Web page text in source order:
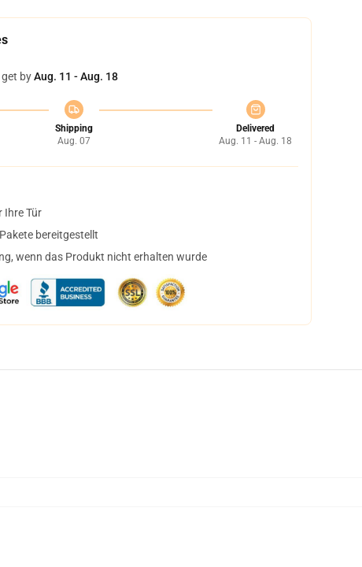
byAug. 11 - Aug. 18
Shipping
Aug. 07
Delivered
Aug. 11 - Aug. 18
Ihre Tür
bereitgestellt
wenn das Produkt nicht erhalten wurde